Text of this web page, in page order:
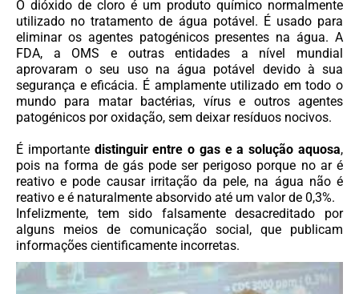
O dióxido de cloro é um produto químico normalmente
utilizado no tratamento de água potável. É usado para
eliminar os agentes patogénicos presentes na água. A
FDA, a OMS e outras entidades a nível mundial
aprovaram o seu uso na água potável devido à sua
segurança e eficácia. É amplamente utilizado em todo o
mundo para matar bactérias, vírus e outros agentes
patogénicos por oxidação, sem deixar resíduos nocivos.
É importantedistinguir entre o gas e a solução aquosa,
pois na forma de gás pode ser perigoso porque no ar é
reativo e pode causar irritação da pele, na água não é
reativo e é naturalmente absorvido até um valor de 0,3%.
Infelizmente, tem sido falsamente desacreditado por
alguns meios de comunicação social, que publicam
informações cientificamente incorretas.